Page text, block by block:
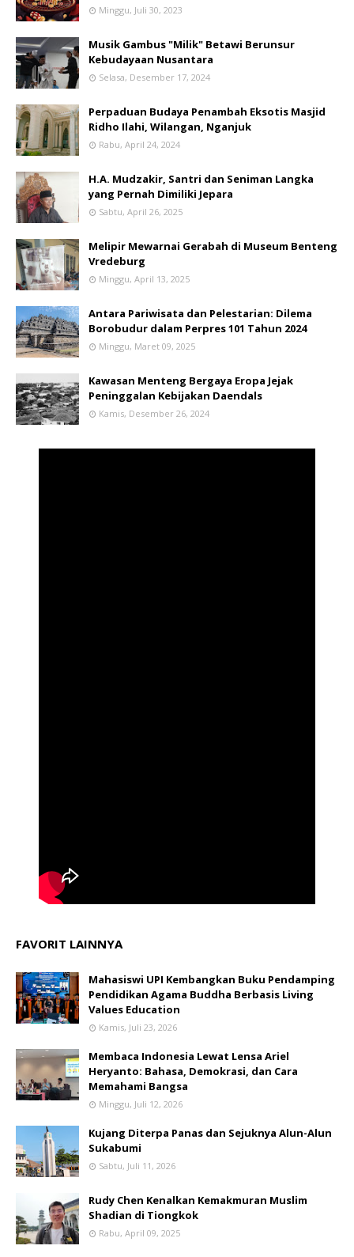
Minggu, Juli 30, 2023
Musik Gambus "Milik" Betawi Berunsur
Kebudayaan Nusantara
Selasa, Desember 17, 2024
Perpaduan Budaya Penambah Eksotis Masjid
Ridho Ilahi, Wilangan, Nganjuk
Rabu, April 24, 2024
H.A. Mudzakir, Santri dan Seniman Langka
yang Pernah Dimiliki Jepara
Sabtu, April 26, 2025
Melipir Mewarnai Gerabah di Museum Benteng
Vredeburg
Minggu, April 13, 2025
Antara Pariwisata dan Pelestarian: Dilema
Borobudur dalam Perpres 101 Tahun 2024
Minggu, Maret 09, 2025
Kawasan Menteng Bergaya Eropa Jejak
Peninggalan Kebijakan Daendals
Kamis, Desember 26, 2024
FAVORIT LAINNYA
Mahasiswi UPI Kembangkan Buku Pendamping
Pendidikan Agama Buddha Berbasis Living
Values Education
Kamis, Juli 23, 2026
Membaca Indonesia Lewat Lensa Ariel
Heryanto: Bahasa, Demokrasi, dan Cara
Memahami Bangsa
Minggu, Juli 12, 2026
Kujang Diterpa Panas dan Sejuknya Alun-Alun
Sukabumi
Sabtu, Juli 11, 2026
Rudy Chen Kenalkan Kemakmuran Muslim
Shadian di Tiongkok
Rabu, April 09, 2025